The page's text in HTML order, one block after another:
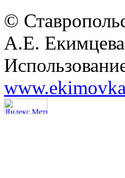
©
А.Е.